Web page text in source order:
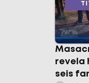
revela
seis